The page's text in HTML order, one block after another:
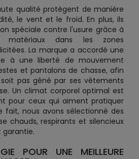
qualité protègent de manière
le vent et le froid. En plus, ils
spéciale contre l'usure grâce à
dans les zones
La marque a accordé une
à une liberté de mouvement
et pantalons de chasse, afin
pas gêné par ses vêtements
Un climat corporel optimal est
pour ceux qui aiment pratiquer
nous avons sélectionné des
chauds, respirants et silencieux
garantie.
POUR UNE MEILLEURE